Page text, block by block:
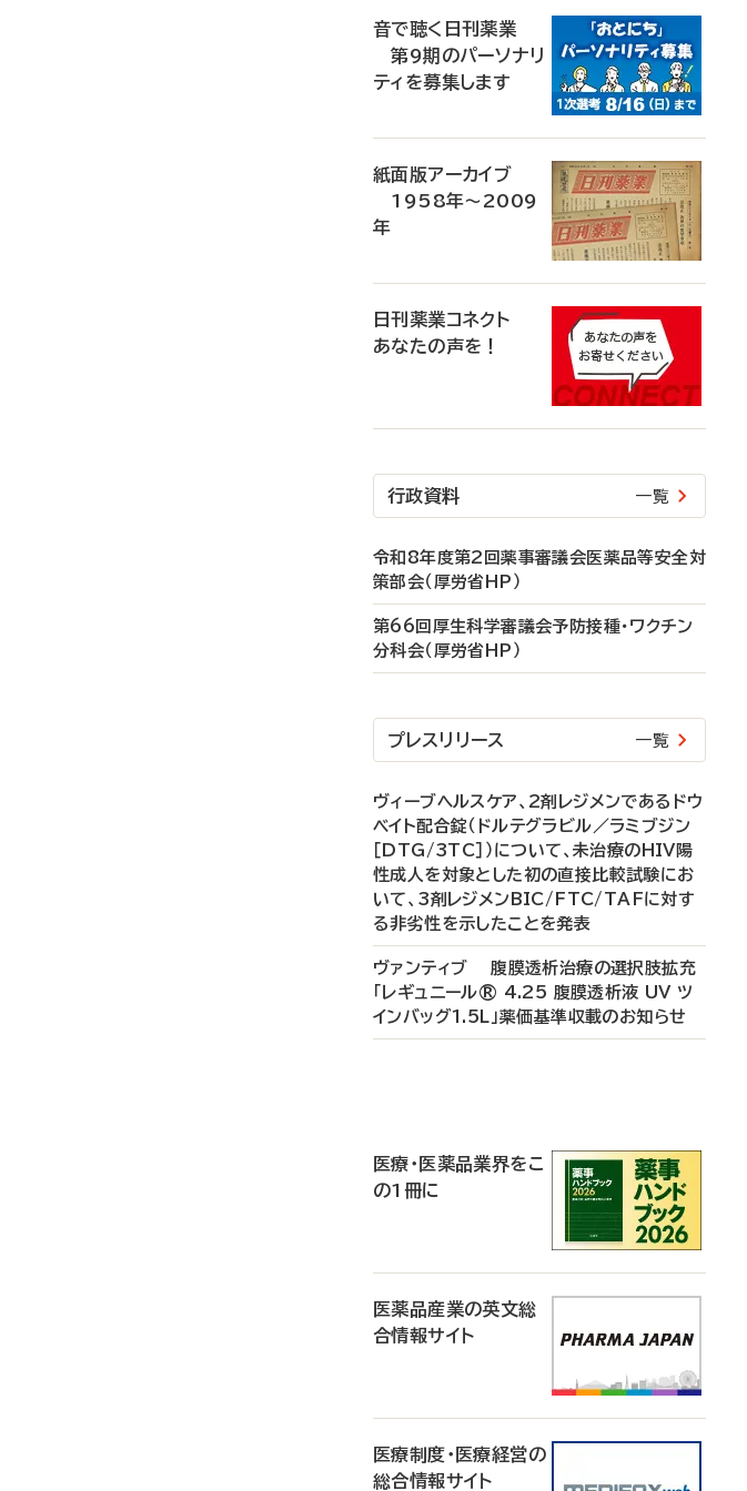
音で聴く日刊薬業
第9期のパーソナリ
ティを募集します
紙面版アーカイブ
1958年～2009
年
日刊薬業コネクト
あなたの声を！
行政資料 一覧
令和8年度第2回薬事審議会医薬品等安全対
策部会（厚労省HP）
第66回厚生科学審議会予防接種・ワクチン
分科会（厚労省HP）
プレスリリース 一覧
ヴィーブヘルスケア、2剤レジメンであるドウ
ベイト配合錠（ドルテグラビル／ラミブジン
［DTG/3TC］）について、未治療のHIV陽
性成人を対象とした初の直接比較試験にお
いて、3剤レジメンBIC/FTC/TAFに対す
る非劣性を示したことを発表
ヴァンティブ 腹膜透析治療の選択肢拡充
「レギュニール® 4.25 腹膜透析液 UV ツ
インバッグ1.5L」薬価基準収載のお知らせ
医療・医薬品業界をこ
の1冊に
医薬品産業の英文総
合情報サイト
医療制度・医療経営の
総合情報サイト